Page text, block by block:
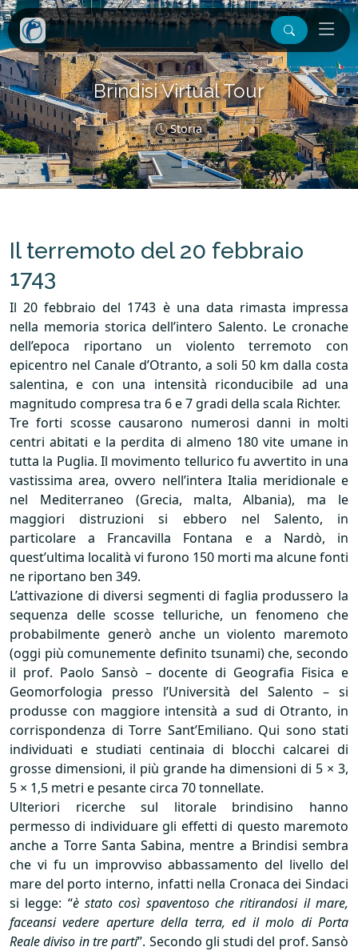
Brindisi Virtual Tour
Storia
Il terremoto del 20 febbraio
1743
Il 20 febbraio del 1743 è una data rimasta impressa
nella memoria storica dell’intero Salento. Le cronache
dell’epoca riportano un violento terremoto con
epicentro nel Canale d’Otranto, a soli 50 km dalla costa
salentina, e con una intensità riconducibile ad una
magnitudo compresa tra 6 e 7 gradi della scala Richter.
Tre forti scosse causarono numerosi danni in molti
centri abitati e la perdita di almeno 180 vite umane in
tutta la Puglia. Il movimento tellurico fu avvertito in una
vastissima area, ovvero nell’intera Italia meridionale e
nel Mediterraneo (Grecia, malta, Albania), ma le
maggiori distruzioni si ebbero nel Salento, in
particolare a Francavilla Fontana e a Nardò, in
quest’ultima località vi furono 150 morti ma alcune fonti
ne riportano ben 349.
L’attivazione di diversi segmenti di faglia produssero la
sequenza delle scosse telluriche, un fenomeno che
probabilmente generò anche un violento maremoto
(oggi più comunemente definito tsunami) che, secondo
il prof. Paolo Sansò – docente di Geografia Fisica e
Geomorfologia presso l’Università del Salento – si
produsse con maggiore intensità a sud di Otranto, in
corrispondenza di Torre Sant’Emiliano. Qui sono stati
individuati e studiati centinaia di blocchi calcarei di
grosse dimensioni, il più grande ha dimensioni di 5 × 3,
5 × 1,5 metri e pesante circa 70 tonnellate.
Ulteriori ricerche sul litorale brindisino hanno
permesso di individuare gli effetti di questo maremoto
anche a Torre Santa Sabina, mentre a Brindisi sembra
che vi fu un improvviso abbassamento del livello del
mare del porto interno, infatti nella Cronaca dei Sindaci
si legge: “è stato così spaventoso che ritirandosi il mare,
faceansi vedere aperture della terra, ed il molo di Porta
Reale diviso in tre parti”. Secondo gli studi del prof. Sansò